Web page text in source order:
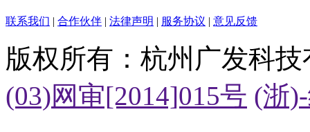
联系我们 | 合作伙伴 | 法律声明 | 服务协议 | 意见反馈
版权所有：杭州广发科
(03)网审[2014]015号 (浙